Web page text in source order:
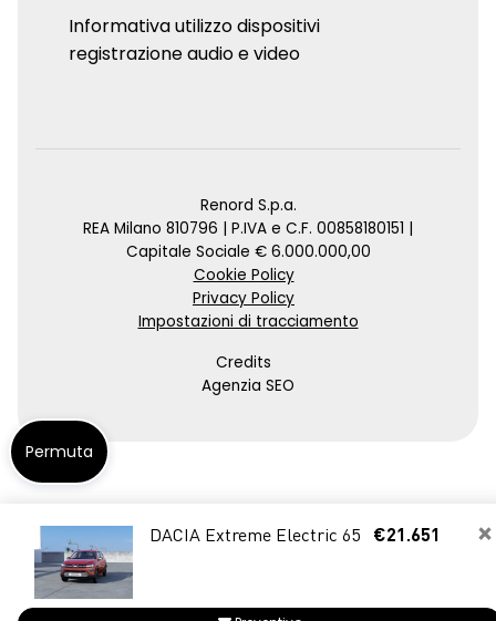
×
DACIA Extreme Electric 65 €21.651
Informativa utilizzo dispositivi
registrazione audio e video
Renord S.p.a.
REA Milano 810796 | P.IVA e C.F. 00858180151 |
Capitale Sociale € 6.000.000,00
Cookie Policy
Privacy Policy
Impostazioni di tracciamento
Credits
Agenzia SEO
Permuta